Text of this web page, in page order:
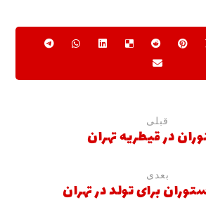
قبلی
در قیطریه تهران
بعدی
برای تولد در تهران